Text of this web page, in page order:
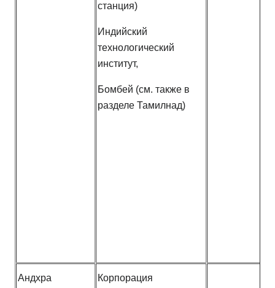
станция)
Индийский
технологический
институт,
Бомбей (см. также в
разделе Тамилнад)
Андхра
Корпорация